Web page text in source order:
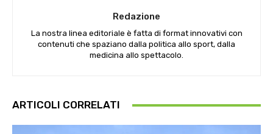
Redazione
La nostra linea editoriale è fatta di format innovativi con
contenuti che spaziano dalla politica allo sport, dalla
medicina allo spettacolo.
ARTICOLI CORRELATI